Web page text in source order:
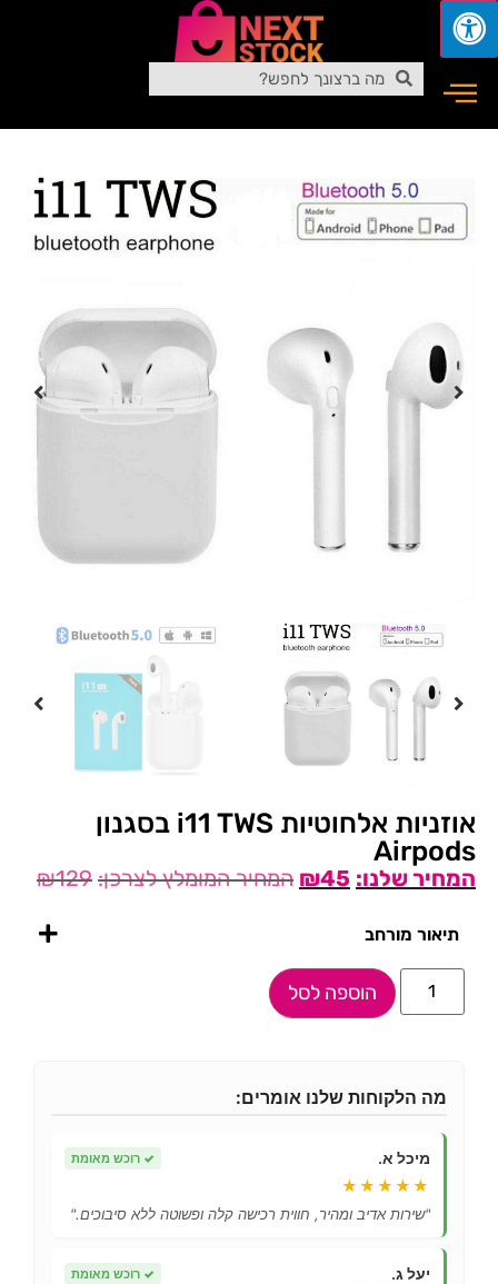
אוזניות אלחוטיות i11 TWS בסגנון
Airpods
₪129 ₪45
תיאור מורחב
הוספה לסל
מה הלקוחות שלנו אומרים:
מיכל א. ✓ רוכש מאומת
★★★★★
"שירות אדיב ומהיר, חווית רכישה קלה ופשוטה ללא סיבוכים."
יעל ג. ✓ רוכש מאומת